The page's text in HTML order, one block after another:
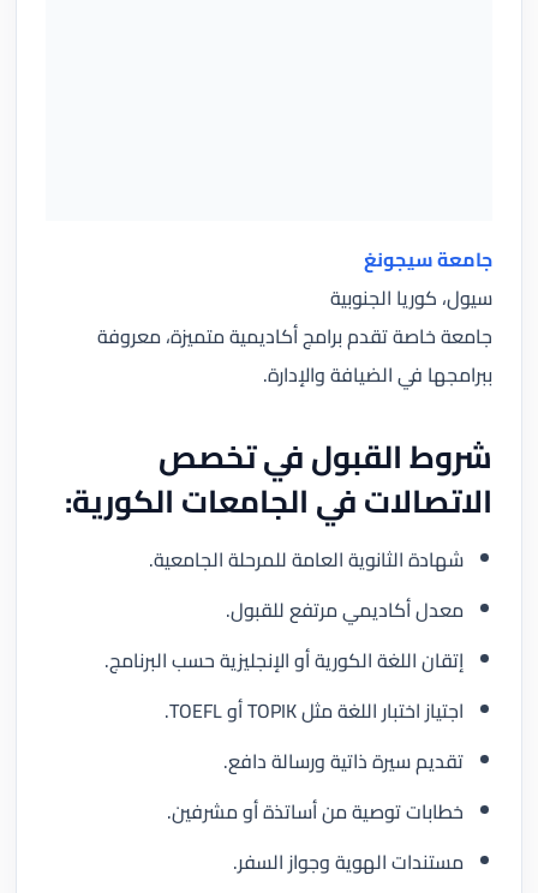
جامعة سيجونغ
سيول، كوريا الجنوبية
جامعة خاصة تقدم برامج أكاديمية متميزة، معروفة
ببرامجها في الضيافة والإدارة.
شروط القبول في تخصص
الاتصالات في الجامعات الكورية:
شهادة الثانوية العامة للمرحلة الجامعية.
معدل أكاديمي مرتفع للقبول.
إتقان اللغة الكورية أو الإنجليزية حسب البرنامج.
اجتياز اختبار اللغة مثل TOPIK أو TOEFL.
تقديم سيرة ذاتية ورسالة دافع.
خطابات توصية من أساتذة أو مشرفين.
مستندات الهوية وجواز السفر.